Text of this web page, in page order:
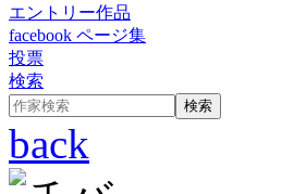
エントリー作品
facebook ページ集
投票
検索
back